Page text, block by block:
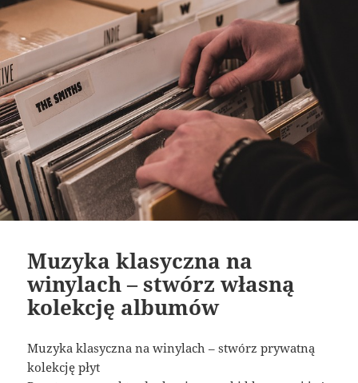
Muzyka klasyczna na
winylach – stwórz własną
kolekcję albumów
Muzyka klasyczna na winylach – stwórz prywatną
kolekcję płyt